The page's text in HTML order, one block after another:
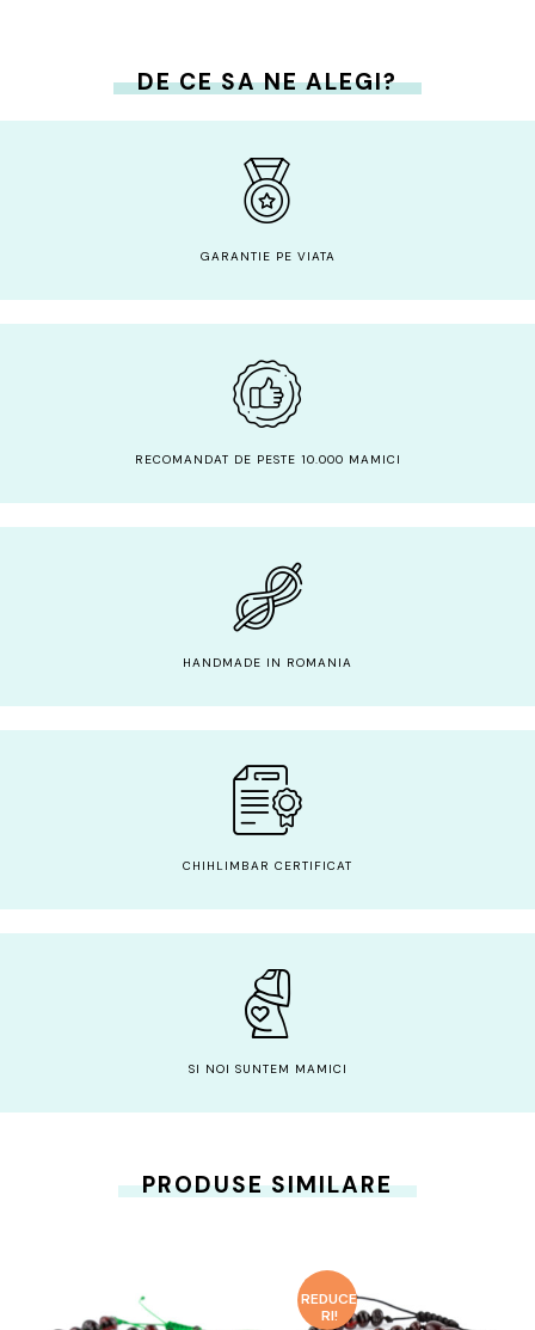
DE CE SA NE ALEGI?
GARANTIE PE VIATA
RECOMANDAT DE PESTE 10.000 MAMICI
HANDMADE IN ROMANIA
CHIHLIMBAR CERTIFICAT
SI NOI SUNTEM MAMICI
PRODUSE SIMILARE
REDUCE
RI!